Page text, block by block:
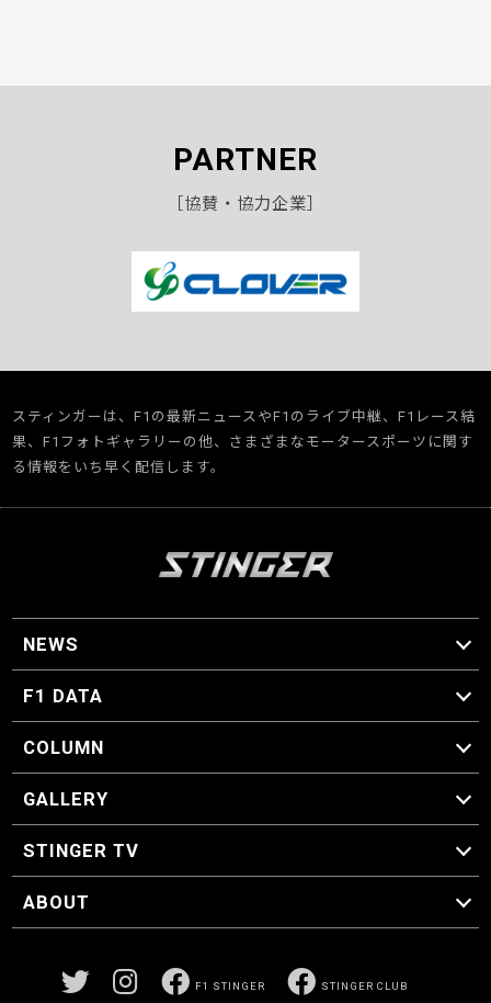
PARTNER
［協賛・協力企業］
スティンガーは、F1の最新ニュースやF1のライブ中継、F1レース結
果、F1フォトギャラリーの他、さまざまなモータースポーツに関す
る情報をいち早く配信します。
NEWS
F1 ニュース
F1 DATA
F1 日程
F1 データ
COLUMN
マイ・ワンダフル・サーキット
スクーデリア・一方通行
F1に燃え、ゴルフに泣く日々。
スティングくんの部屋
GALLERY
GALLERY
STINGER TV
STINGER TV
ABOUT
F1 STINGER STINGER CLUB